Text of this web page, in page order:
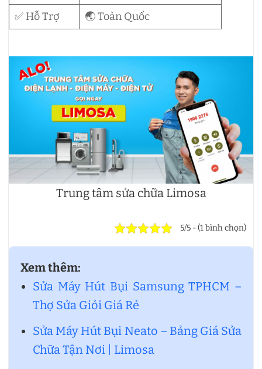
✅ Hỗ Trợ
🌏 Toàn Quốc
Trung tâm sửa chữa Limosa
5/5 - (1 bình chọn)
Xem thêm:
Sửa Máy Hút Bụi Samsung TPHCM –
Thợ Sửa Giỏi Giá Rẻ
Sửa Máy Hút Bụi Neato – Bảng Giá Sửa
Chữa Tận Nơi | Limosa